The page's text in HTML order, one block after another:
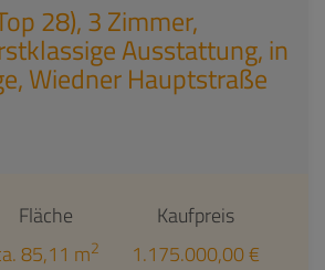
28), 3 Zimmer,
Ausstattung, in
Wiedner Hauptstraße
Fläche
85,11 m2
Kaufpreis
1.175.000,00 €